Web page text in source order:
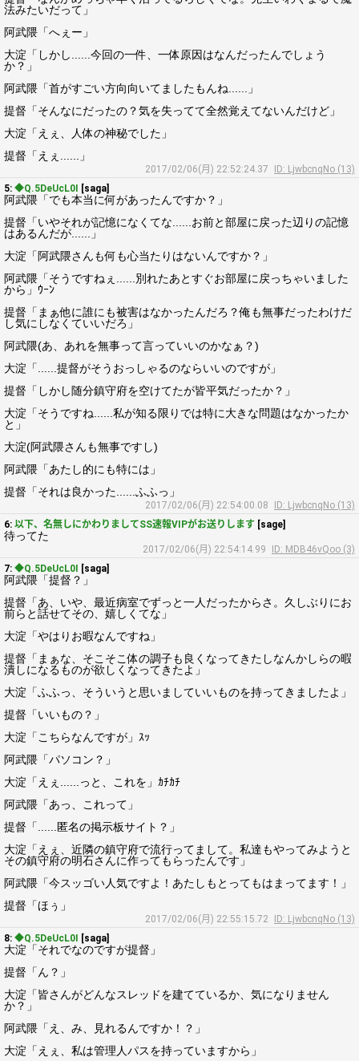
法みたいだって」
阿武隈「へぇー」
大淀「しかし......今回の一件、一体原因はなんだったんでしょう
か？」
阿武隈「首がすごい方向向いてましたもんね......」
提督「そんなにだったの？気を失ってて全然覚えてないんだけど」
大淀「えぇ、人体の神秘でした」
提督「えぇ......」
2017/02/06(月) 22:52:24.37
ID: LjwbcnqNo (13)
5: ◆Q.5DeUcL0I [saga]
阿武隈「でも本当に何があったんですか？」
提督「いやそれが記憶になくてな......お前と部屋に戻った辺りの記憶
はあるんだが......」
大淀「阿武隈さんも何も心当たりはないんですか？」
阿武隈「そうですねぇ......別れたあとすぐお部屋に戻っちゃいました
から」ｳｰﾝ
提督「まぁ他に誰にも被害はなかったんだろ？俺も無事だったわけだ
し気にしなくていいだろ」
阿武隈(あ、あれを無事って言っていいのかなぁ？)
大淀「......提督がそうおっしゃるのならいいのですが」
提督「しかし随分鎮守府を空けてたが皆平気だったか？」
大淀「そうですね......私が知る限りでは特に大きな問題はなかったか
と」
大淀(阿武隈さんも無事ですし)
阿武隈「あたし的にも特には」
提督「それは良かった......ふふっ」
2017/02/06(月) 22:54:00.08
ID: LjwbcnqNo (13)
6: 以下、名無しにかわりましてSS速報VIPがお送りします [sage]
待ってた
2017/02/06(月) 22:54:14.99
ID: MDB46vQoo (3)
7: ◆Q.5DeUcL0I [saga]
阿武隈「提督？」
提督「あ、いや、最近病室でずっと一人だったからさ。久しぶりにお
前らと話せてその、嬉しくてな」
大淀「やはりお暇なんですね」
提督「まぁな、そこそこ体の調子も良くなってきたしなんかしらの暇
潰しになるものが欲しくなってきたよ」
大淀「ふふっ、そういうと思いましていいものを持ってきましたよ」
提督「いいもの？」
大淀「こちらなんですが」ｽｯ
阿武隈「パソコン？」
大淀「えぇ......っと、これを」ｶﾁｶﾁ
阿武隈「あっ、これって」
提督「......匿名の掲示板サイト？」
大淀「えぇ、近隣の鎮守府で流行ってまして。私達もやってみようと
その鎮守府の明石さんに作ってもらったんです」
阿武隈「今スッゴい人気ですよ！あたしもとってもはまってます！」
提督「ほぅ」
2017/02/06(月) 22:55:15.72
ID: LjwbcnqNo (13)
8: ◆Q.5DeUcL0I [saga]
大淀「それでなのですが提督」
提督「ん？」
大淀「皆さんがどんなスレッドを建てているか、気になりません
か？」
阿武隈「え、み、見れるんですか！？」
大淀「えぇ、私は管理人パスを持っていますから」